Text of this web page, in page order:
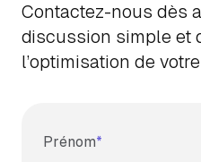
Contactez-nous dès
discussion simple et
l’optimisation de
Prénom*